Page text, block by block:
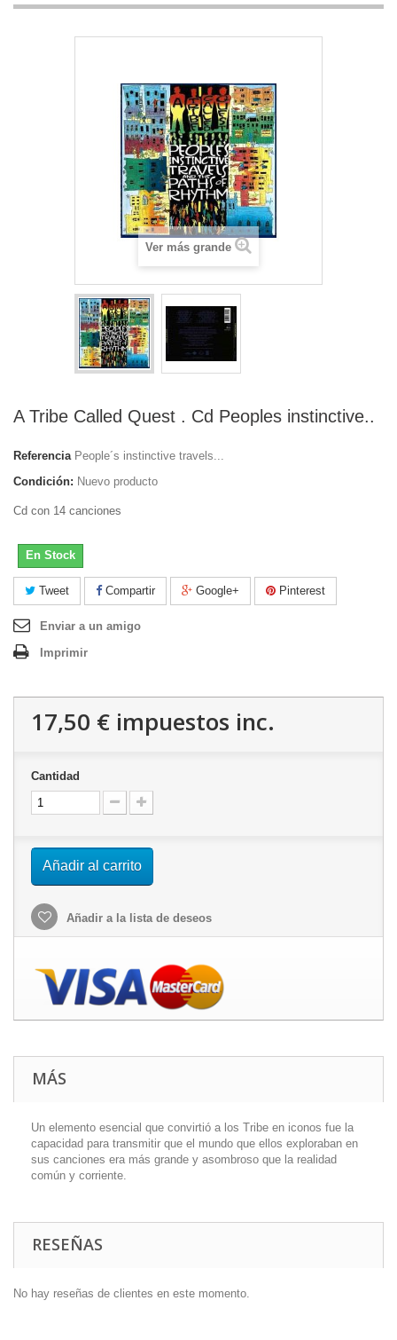
Ver más grande
A Tribe Called Quest . Cd Peoples instinctive..
Referencia People´s instinctive travels...
Condición: Nuevo producto
Cd con 14 canciones
En Stock
Tweet Compartir Google+ Pinterest
Enviar a un amigo
Imprimir
17,50 € impuestos inc.
Cantidad
Añadir al carrito
Añadir a la lista de deseos
MÁS
Un elemento esencial que convirtió a los Tribe en iconos fue la
capacidad para transmitir que el mundo que ellos exploraban en
sus canciones era más grande y asombroso que la realidad
común y corriente.
RESEÑAS
No hay reseñas de clientes en este momento.